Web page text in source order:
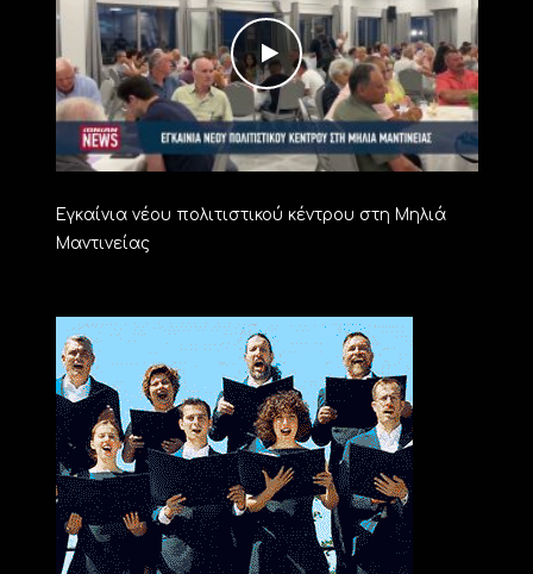
Εγκαίνια νέου πολιτιστικού κέντρου στη Μηλιά
Μαντινείας